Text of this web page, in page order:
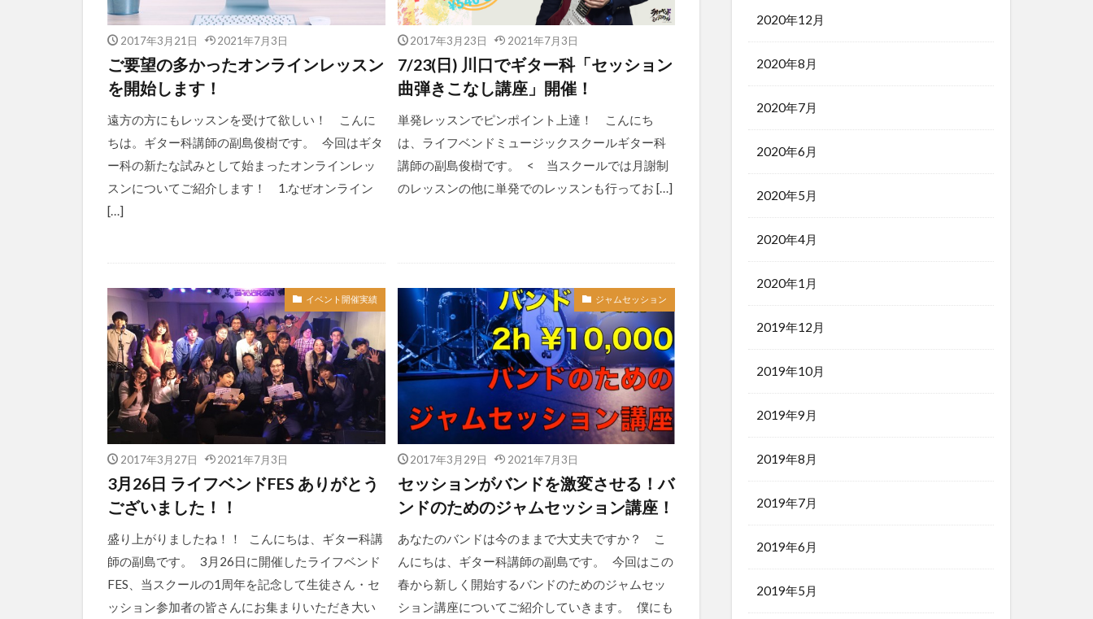
2017年3月21日 2021年7月3日
ご要望の多かったオンラインレッスン
を開始します！
遠方の方にもレッスンを受けて欲しい！ こんに
ちは。ギター科講師の副島俊樹です。 今回はギタ
ー科の新たな試みとして始まったオンラインレッ
スンについてご紹介します！ 1.なぜオンライン
[…]
2017年3月23日 2021年7月3日
7/23(日) 川口でギター科「セッション
曲弾きこなし講座」開催！
単発レッスンでピンポイント上達！ こんにち
は、ライフベンドミュージックスクールギター科
講師の副島俊樹です。 < 当スクールでは月謝制
のレッスンの他に単発でのレッスンも行ってお […]
イベント開催実績
2017年3月27日 2021年7月3日
3月26日 ライフベンドFES ありがとう
ございました！！
盛り上がりましたね！！ こんにちは、ギター科講
師の副島です。 3月26日に開催したライフベンド
FES、当スクールの1周年を記念して生徒さん・セ
ッション参加者の皆さんにお集まりいただき大い
ジャムセッション
2017年3月29日 2021年7月3日
セッションがバンドを激変させる！バ
ンドのためのジャムセッション講座！
あなたのバンドは今のままで大丈夫ですか？ こ
んにちは、ギター科講師の副島です。 今回はこの
春から新しく開始するバンドのためのジャムセッ
ション講座についてご紹介していきます。 僕にも
2020年12月
2020年8月
2020年7月
2020年6月
2020年5月
2020年4月
2020年1月
2019年12月
2019年10月
2019年9月
2019年8月
2019年7月
2019年6月
2019年5月